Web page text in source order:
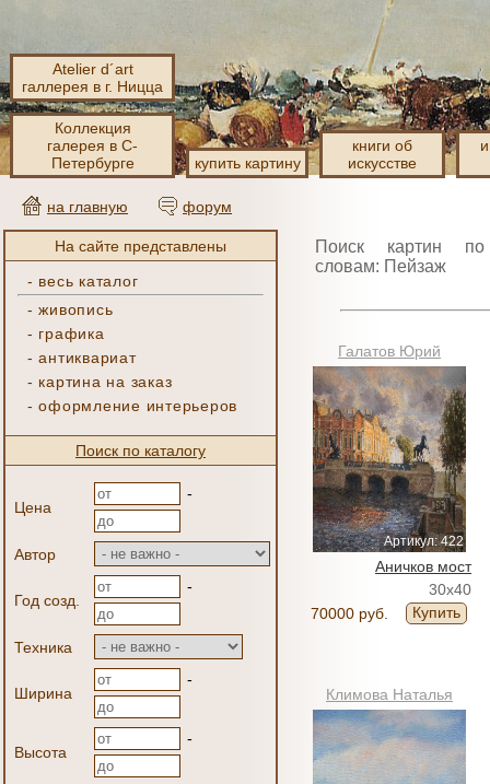
Atelier d´art
галлерея в г. Ницца
Коллекция
галерея в С-
Петербурге
купить картину
книги об
искусстве
на главную форум
На сайте представлены
- весь каталог
-живопись
- графика
-антиквариат
- картина на заказ
-оформление интерьеров
Поиск по каталогу
Цена
-
Автор
Год созд.
-
Техника
Ширина
-
Высота
-
Поиск картин
словам: Пейзаж
Галатов Юрий
Артикул: 422
Аничков мост
30x40
70000 руб.
Купить
Климова Наталья